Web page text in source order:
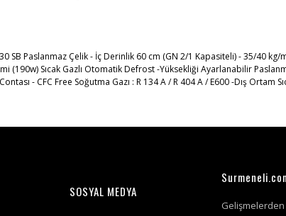
SB Paslanmaz Çelik - İç Derinlik 60 cm (GN 2/1 Kapasiteli) - 35/40 kg/
Sıcak Gazlı Otomatik Defrost -Yüksekliği Ayarlanabilir
- CFC Free Soğutma Gazı : R 134 A / R 404 A / E600 -Dış Ortam
SOSYAL MEDYA